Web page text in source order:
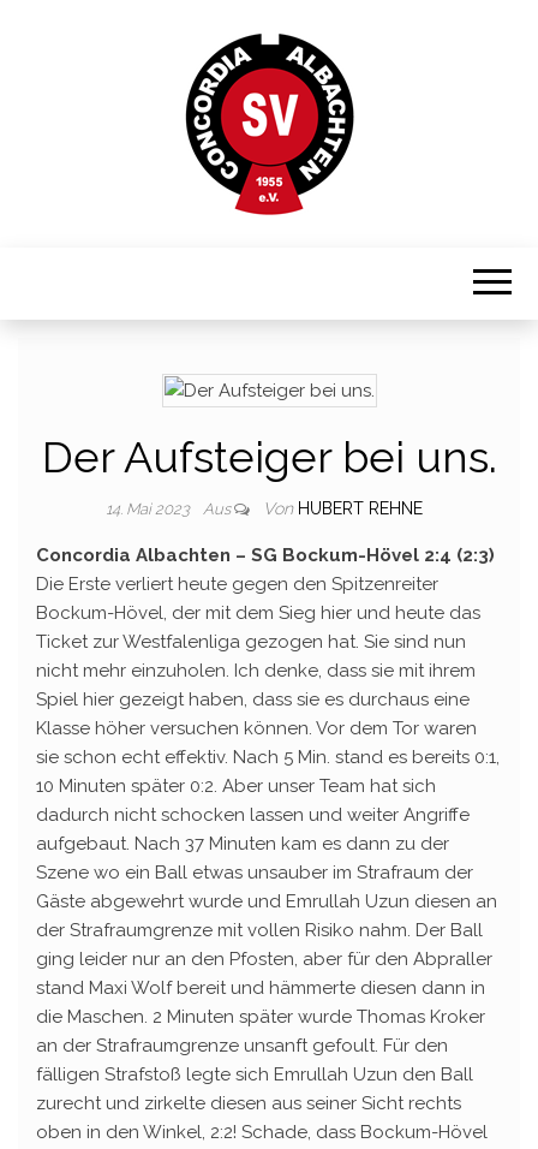
CONCORDIA
ALBACHTEN
Der Aufsteiger bei uns.
14. Mai 2023 Aus Von HUBERT REHNE
Concordia Albachten – SG Bockum-Hövel 2:4 (2:3)
Die Erste verliert heute gegen den Spitzenreiter
Bockum-Hövel, der mit dem Sieg hier und heute das
Ticket zur Westfalenliga gezogen hat. Sie sind nun
nicht mehr einzuholen. Ich denke, dass sie mit ihrem
Spiel hier gezeigt haben, dass sie es durchaus eine
Klasse höher versuchen können. Vor dem Tor waren
sie schon echt effektiv. Nach 5 Min. stand es bereits 0:1,
10 Minuten später 0:2. Aber unser Team hat sich
dadurch nicht schocken lassen und weiter Angriffe
aufgebaut. Nach 37 Minuten kam es dann zu der
Szene wo ein Ball etwas unsauber im Strafraum der
Gäste abgewehrt wurde und Emrullah Uzun diesen an
der Strafraumgrenze mit vollen Risiko nahm. Der Ball
ging leider nur an den Pfosten, aber für den Abpraller
stand Maxi Wolf bereit und hämmerte diesen dann in
die Maschen. 2 Minuten später wurde Thomas Kroker
an der Strafraumgrenze unsanft gefoult. Für den
fälligen Strafstoß legte sich Emrullah Uzun den Ball
zurecht und zirkelte diesen aus seiner Sicht rechts
oben in den Winkel, 2:2! Schade, dass Bockum-Hövel